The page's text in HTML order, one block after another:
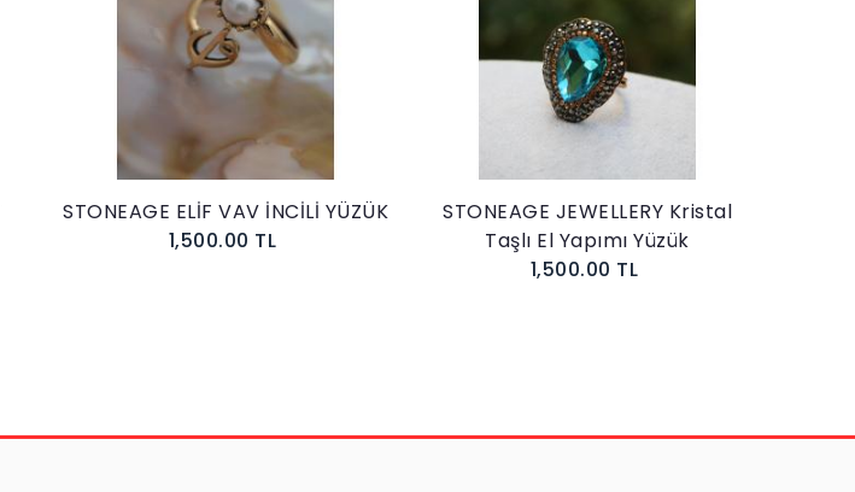
STONEAGE ELİF VAV İNCİLİ YÜZÜK
1,500.00 TL
STONEAGE JEWELLERY Kristal
Taşlı El Yapımı Yüzük
1,500.00 TL